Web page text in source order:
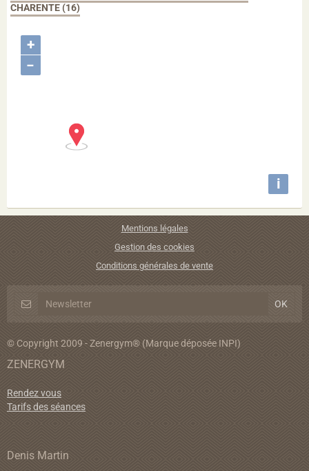
CHARENTE (16)
+
−
i
Mentions légales
Gestion des cookies
Conditions générales de vente
© Copyright 2009 - Zenergym® (Marque déposée INPI)
ZENERGYM
Rendez vous
Tarifs des séances
Denis Martin